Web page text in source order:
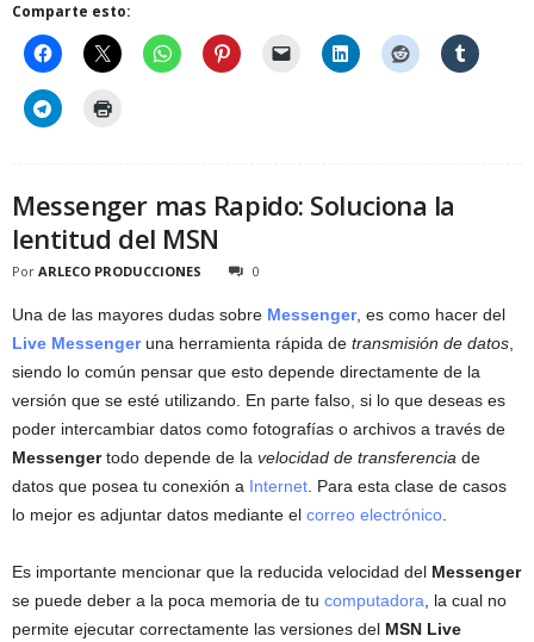
Comparte esto:
Messenger mas Rapido: Soluciona la
lentitud del MSN
Por ARLECO PRODUCCIONES 0
Una de las mayores dudas sobre Messenger, es como hacer del
Live Messengeruna herramienta rápida de transmisión de datos
siendo lo común pensar que esto depende directamente de la
versión que se esté utilizando. En parte falso, si lo que deseas es
poder intercambiar datos como fotografías o archivos a través de
Messengertodo depende de la velocidad de transferencia de
datos que posea tu conexión a Internet . Para esta clase de casos
lo mejor es adjuntar datos mediante el correo electrónico
Es importante mencionar que la reducida velocidad del Messenger
se puede deber a la poca memoria de tu computadora , la cual no
permite ejecutar correctamente las versiones del MSN Live